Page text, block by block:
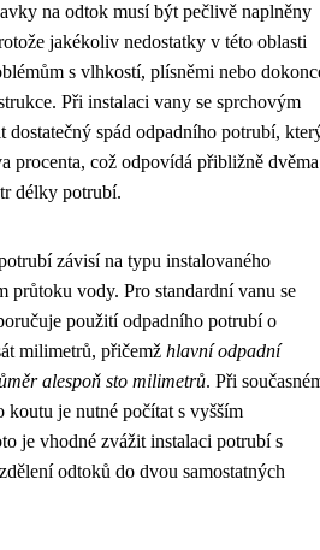
na odtok musí být pečlivě naplněny
jakékoliv nedostatky v této oblasti
s vlhkostí, plísněmi nebo
Při instalaci vany se sprchovým
dostatečný spád odpadního potrubí,
procenta, což odpovídá přibližně dvěma
délky potrubí.
závisí na typu instalovaného
průtoku vody. Pro standardní vanu se
použití odpadního potrubí o
milimetrů, přičemž hlavní odpadní
alespoň sto milimetrů. Při
koutu je nutné počítat s vyšším
je vhodné zvážit instalaci potrubí s
odtoků do dvou samostatných